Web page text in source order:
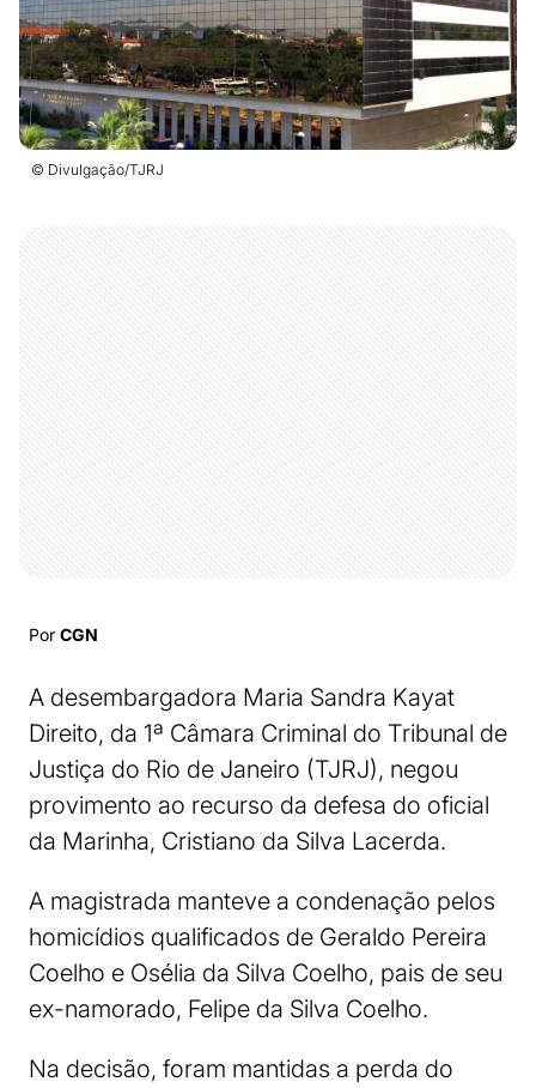
© Divulgação/TJRJ
Por CGN
A desembargadora Maria Sandra Kayat
Direito, da 1ª Câmara Criminal do Tribunal de
Justiça do Rio de Janeiro (TJRJ), negou
provimento ao recurso da defesa do oficial
da Marinha, Cristiano da Silva Lacerda.
A magistrada manteve a condenação pelos
homicídios qualificados de Geraldo Pereira
Coelho e Osélia da Silva Coelho, pais de seu
ex-namorado, Felipe da Silva Coelho.
Na decisão, foram mantidas a perda do